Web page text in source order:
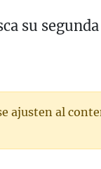
su
ajusten al